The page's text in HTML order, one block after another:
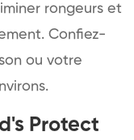
rongeurs et
Confiez-
ou votre
Protect